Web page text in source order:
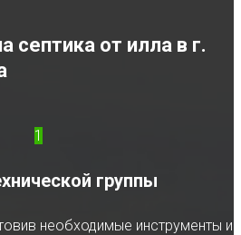
септика от илла в г.
1
группы
необходимые инструменты и